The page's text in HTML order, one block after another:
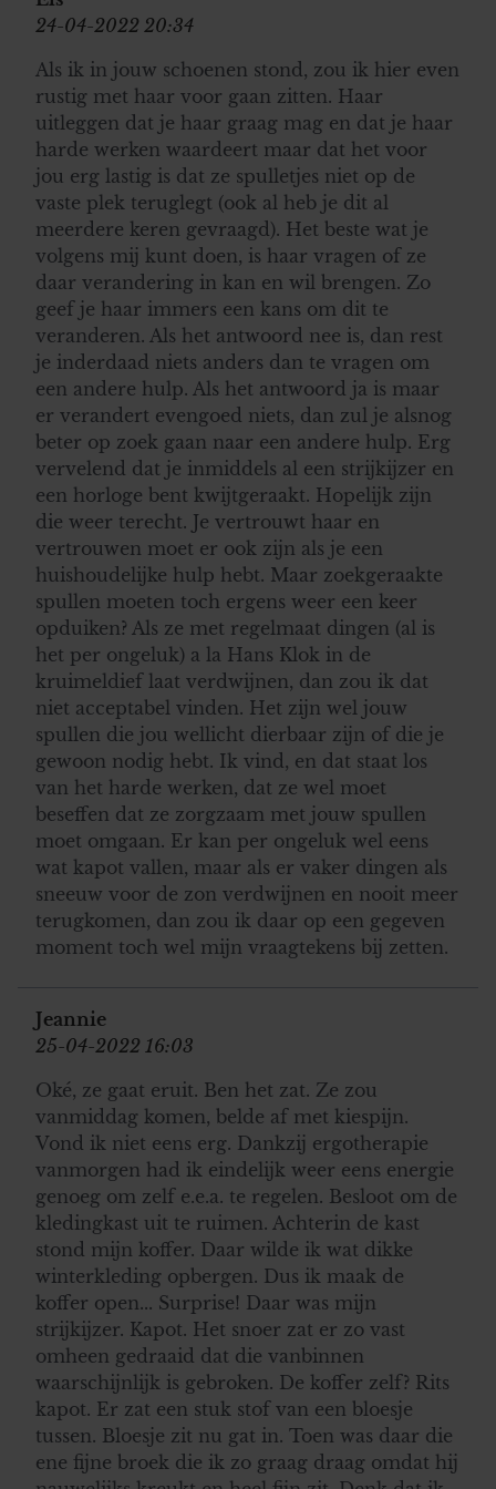
24-04-2022 20:34
Als ik in jouw schoenen stond, zou ik hier even
rustig met haar voor gaan zitten. Haar
uitleggen dat je haar graag mag en dat je haar
harde werken waardeert maar dat het voor
jou erg lastig is dat ze spulletjes niet op de
vaste plek teruglegt (ook al heb je dit al
meerdere keren gevraagd). Het beste wat je
volgens mij kunt doen, is haar vragen of ze
daar verandering in kan en wil brengen. Zo
geef je haar immers een kans om dit te
veranderen. Als het antwoord nee is, dan rest
je inderdaad niets anders dan te vragen om
een andere hulp. Als het antwoord ja is maar
er verandert evengoed niets, dan zul je alsnog
beter op zoek gaan naar een andere hulp. Erg
vervelend dat je inmiddels al een strijkijzer en
een horloge bent kwijtgeraakt. Hopelijk zijn
die weer terecht. Je vertrouwt haar en
vertrouwen moet er ook zijn als je een
huishoudelijke hulp hebt. Maar zoekgeraakte
spullen moeten toch ergens weer een keer
opduiken? Als ze met regelmaat dingen (al is
het per ongeluk) a la Hans Klok in de
kruimeldief laat verdwijnen, dan zou ik dat
niet acceptabel vinden. Het zijn wel jouw
spullen die jou wellicht dierbaar zijn of die je
gewoon nodig hebt. Ik vind, en dat staat los
van het harde werken, dat ze wel moet
beseffen dat ze zorgzaam met jouw spullen
moet omgaan. Er kan per ongeluk wel eens
wat kapot vallen, maar als er vaker dingen als
sneeuw voor de zon verdwijnen en nooit meer
terugkomen, dan zou ik daar op een gegeven
moment toch wel mijn vraagtekens bij zetten.
Jeannie
25-04-2022 16:03
Oké, ze gaat eruit. Ben het zat. Ze zou
vanmiddag komen, belde af met kiespijn.
Vond ik niet eens erg. Dankzij ergotherapie
vanmorgen had ik eindelijk weer eens energie
genoeg om zelf e.e.a. te regelen. Besloot om de
kledingkast uit te ruimen. Achterin de kast
stond mijn koffer. Daar wilde ik wat dikke
winterkleding opbergen. Dus ik maak de
koffer open... Surprise! Daar was mijn
strijkijzer. Kapot. Het snoer zat er zo vast
omheen gedraaid dat die vanbinnen
waarschijnlijk is gebroken. De koffer zelf? Rits
kapot. Er zat een stuk stof van een bloesje
tussen. Bloesje zit nu gat in. Toen was daar die
ene fijne broek die ik zo graag draag omdat hij